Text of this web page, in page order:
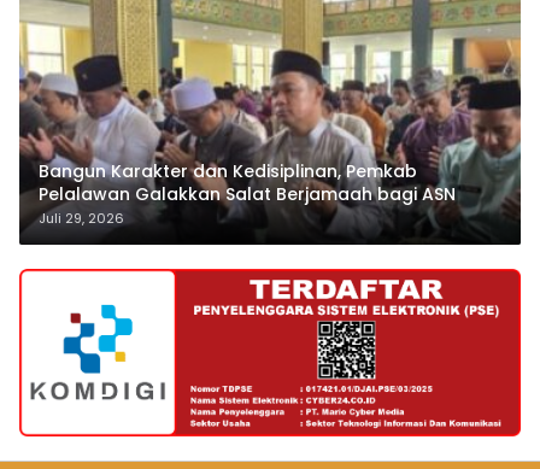
Di Hadapan Perwira TNI, Bupati Afni: Menjaga Siak,
Menjaga Ketahanan Energi Nasional
Juli 29, 2026
Bangun Karakter dan Kedisiplinan, Pemkab
Pelalawan Galakkan Salat Berjamaah bagi ASN